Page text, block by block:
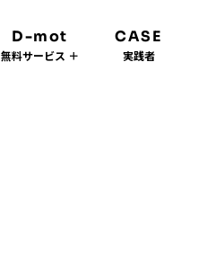
D-mot
無料サービス ＋
CASE
実践者